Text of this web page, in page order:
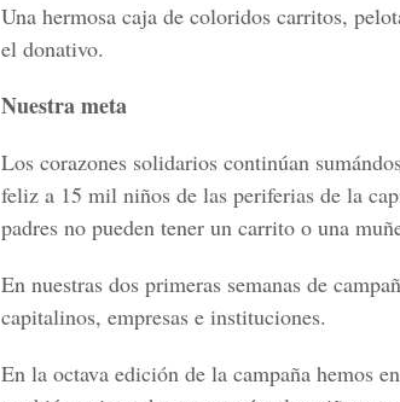
Una hermosa caja de coloridos carritos,
el donativo.
Nuestra meta
Los corazones solidarios continúan
feliz a 15 mil niños de las periferias de la
padres no pueden tener un carrito o una
En nuestras dos primeras semanas de
capitalinos, empresas e instituciones.
En la octava edición de la campaña hemos